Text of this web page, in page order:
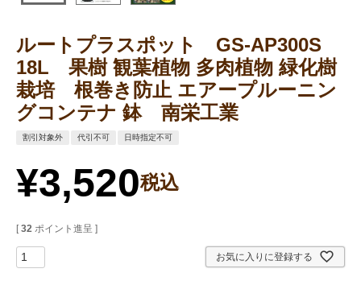
ルートプラスポット GS-AP300S
18L 果樹 観葉植物 多肉植物 緑化樹
栽培 根巻き防止 エアープルーニン
グコンテナ 鉢 南栄工業
割引対象外 代引不可 日時指定不可
¥3,520税込
[ 32 ポイント進呈 ]
お気に入りに登録する